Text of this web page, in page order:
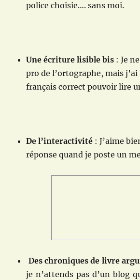
police choisie…. sans moi.
Une écriture lisible bis : Je
pro de l’ortographe, mais j’ai
français correct pouvoir lire
De l’interactivité : J’aime
réponse quand je poste un
Des chroniques de livre
je n’attends pas d’un blog